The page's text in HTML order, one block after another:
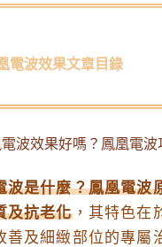
電波效果文章目錄
波是什麼？鳳凰電波
及抗老化，其特色在
善及細緻部位的專屬